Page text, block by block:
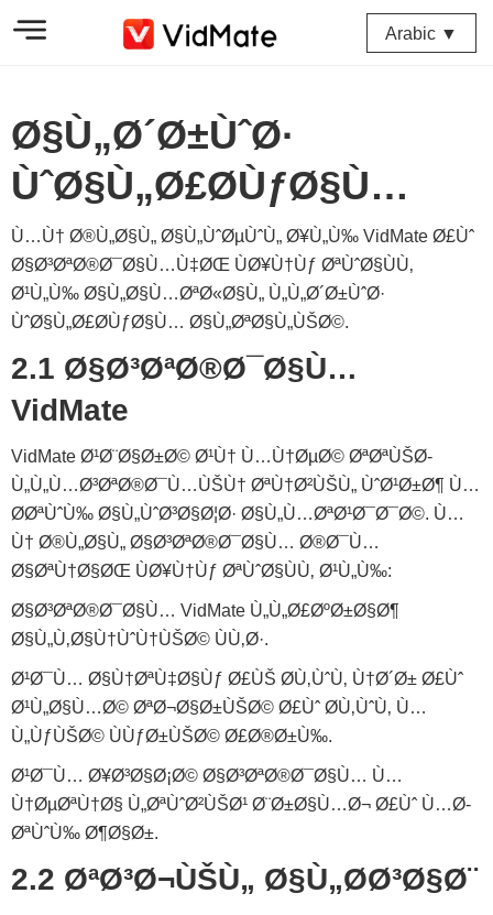
Arabic ▼
Ø§Ù„Ø´Ø±ÙˆØ·
ÙˆØ§Ù„Ø£Ø­ÙƒØ§Ù…
Ù…Ù† Ø®Ù„Ø§Ù„ Ø§Ù„ÙˆØµÙˆÙ„ Ø¥Ù„Ù‰ VidMate Ø£Ùˆ
Ø§Ø³ØªØ®Ø¯Ø§Ù…Ù‡ØŒ ÙØ¥Ù†Ùƒ ØªÙˆØ§ÙÙ‚
Ø¹Ù„Ù‰ Ø§Ù„Ø§Ù…ØªØ«Ø§Ù„ Ù„Ù„Ø´Ø±ÙˆØ·
ÙˆØ§Ù„Ø£Ø­ÙƒØ§Ù… Ø§Ù„ØªØ§Ù„ÙŠØ©.
2.1 Ø§Ø³ØªØ®Ø¯Ø§Ù…
VidMate
VidMate Ø¹Ø¨Ø§Ø±Ø© Ø¹Ù† Ù…Ù†ØµØ© ØªØªÙŠØ­
Ù„Ù„Ù…Ø³ØªØ®Ø¯Ù…ÙŠÙ† ØªÙ†Ø²ÙŠÙ„ ÙˆØ¹Ø±Ø¶ Ù…
Ø­ØªÙˆÙ‰ Ø§Ù„ÙˆØ³Ø§Ø¦Ø· Ø§Ù„Ù…ØªØ¹Ø¯Ø¯Ø©. Ù…
Ù† Ø®Ù„Ø§Ù„ Ø§Ø³ØªØ®Ø¯Ø§Ù… Ø®Ø¯Ù…
Ø§ØªÙ†Ø§ØŒ ÙØ¥Ù†Ùƒ ØªÙˆØ§ÙÙ‚ Ø¹Ù„Ù‰:
Ø§Ø³ØªØ®Ø¯Ø§Ù… VidMate Ù„Ù„Ø£ØºØ±Ø§Ø¶
Ø§Ù„Ù‚Ø§Ù†ÙˆÙ†ÙŠØ© ÙÙ‚Ø·.
Ø¹Ø¯Ù… Ø§Ù†ØªÙ‡Ø§Ùƒ Ø£ÙŠ Ø­Ù‚ÙˆÙ‚ Ù†Ø´Ø± Ø£Ùˆ
Ø¹Ù„Ø§Ù…Ø© ØªØ¬Ø§Ø±ÙŠØ© Ø£Ùˆ Ø­Ù‚ÙˆÙ‚ Ù…
Ù„ÙƒÙŠØ© ÙÙƒØ±ÙŠØ© Ø£Ø®Ø±Ù‰.
Ø¹Ø¯Ù… Ø¥Ø³Ø§Ø¡Ø© Ø§Ø³ØªØ®Ø¯Ø§Ù… Ù…
Ù†ØµØªÙ†Ø§ Ù„ØªÙˆØ²ÙŠØ¹ Ø¨Ø±Ø§Ù…Ø¬ Ø£Ùˆ Ù…Ø­
ØªÙˆÙ‰ Ø¶Ø§Ø±.
2.2 ØªØ³Ø¬ÙŠÙ„ Ø§Ù„Ø­Ø³Ø§Ø¨